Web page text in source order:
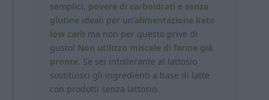
semplici, povere di carboidrati e senza
glutine ideali per un’alimentazione keto
low carb ma non per questo prive di
gusto! Non utilizzo miscele di farine già
pronte. Se sei intollerante al lattosio
sostituisci gli ingredienti a base di latte
con prodotti senza lattosio.